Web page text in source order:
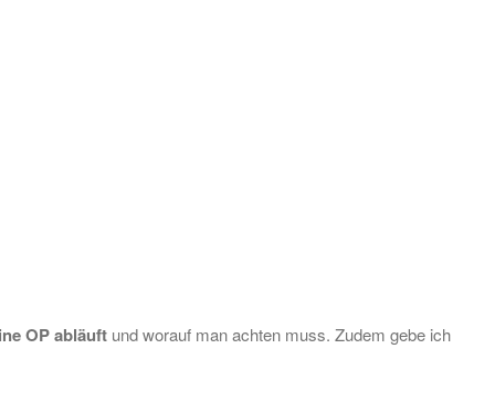
OP abläuft und worauf man achten muss. Zudem gebe ich